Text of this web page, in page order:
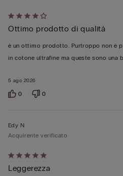
Valutato
4
su
5
5 ago 2026
Ottimo prodotto di qualità
è un ottimo prodotto. Purtroppo non è
in cotone ultrafine ma queste sono una
0 0
Valutato
5
Edy N
Acquirente verificato
Leggerezza